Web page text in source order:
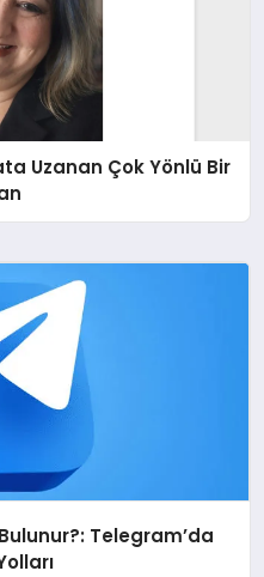
Uzanan Çok Yönlü Bir
Telegram’da